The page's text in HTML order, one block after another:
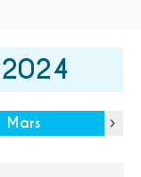
Mars